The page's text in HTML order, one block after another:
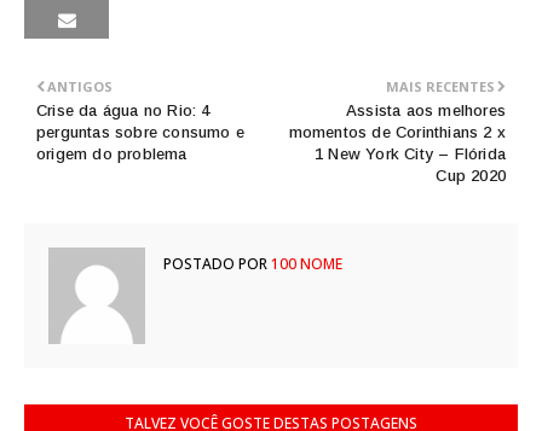
MAIS RECENTES
Assista aos melhores
momentos de Corinthians 2 x
1 New York City – Flórida
Cup 2020
ANTIGOS
Crise da água no Rio: 4
perguntas sobre consumo e
origem do problema
POSTADO POR100 NOME
TALVEZ VOCÊ GOSTE DESTAS POSTAGENS